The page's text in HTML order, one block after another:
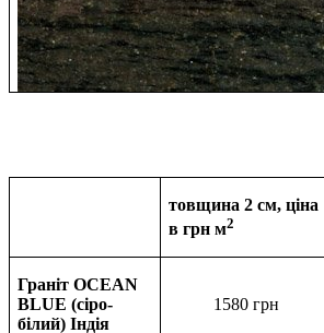
товщина 2 см, ціна
в грн м2
Граніт OCEAN
BLUE (сіро-
білий) Індія
1580 грн